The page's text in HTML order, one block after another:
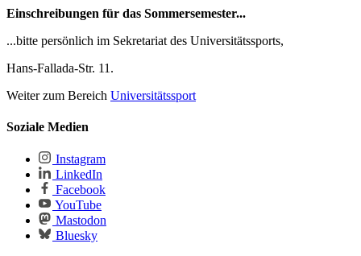
Einschreibungen für das Sommersemester...
...bitte persönlich im Sekretariat des Universitätssports,
Hans-Fallada-Str. 11.
Weiter zum Bereich Universitätssport
Soziale Medien
Instagram
LinkedIn
Facebook
YouTube
Mastodon
Bluesky